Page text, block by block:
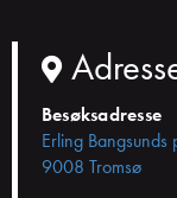
Besøksadresse
Erling Bangsunds
9008 Tromsø